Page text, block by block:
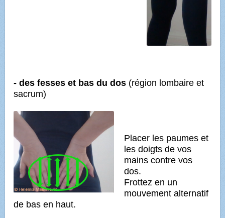
- des fesses et bas du dos (région lombaire et
sacrum)
Placer les paumes et
les doigts de vos
mains contre vos
dos.
Frottez en un
mouvement alternatif
de bas en haut.